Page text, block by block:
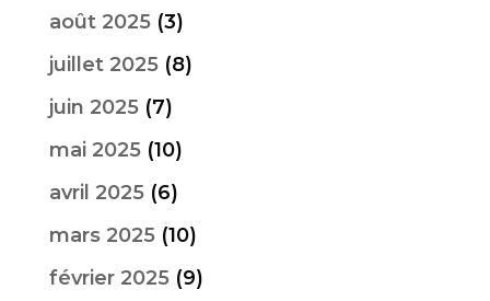
août 2025(3)
juillet 2025(8)
juin 2025(7)
mai 2025(10)
avril 2025(6)
mars 2025(10)
février 2025(9)